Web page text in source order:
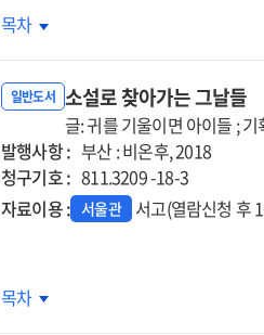
발견한
너,
우리
우리
이야기
영화는
것인가?
영화의
미래를
상상하는
목차
일반도서 소설로 찾아가는 그날들
글: 귀를 기울이면 아이들 ;
발행사항 : 부산 : 비온후, 2018
청구기호 : 811.3209 -18-3
자료이용 : 서울관 서고(열람신청 후
소설로
목차